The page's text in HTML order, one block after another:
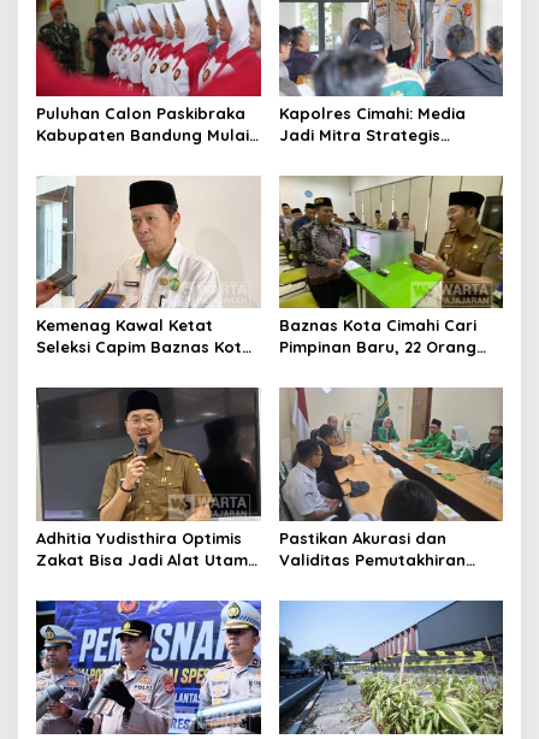
Puluhan Calon Paskibraka
Kabupaten Bandung Mulai
Kapolres Cimahi: Media
Jadi Mitra Strategis
Publik
Kemenag Kawal Ketat
Seleksi Capim Baznas Kota
Komisioner Baznas
Berintegritas
Baznas Kota Cimahi Cari
Pimpinan Baru, 22 Orang
Adhitia Yudisthira Optimis
Zakat Bisa Jadi Alat Utama
Kota Cimahi
Pastikan Akurasi dan
Validitas Pemutakhiran
Cimahi Lakukan